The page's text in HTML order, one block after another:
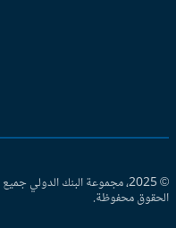
© 2025، مجموعة البنك الدولي جميع
محفوظة.